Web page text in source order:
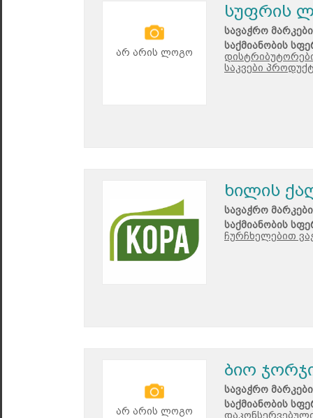
არ არის ლოგო
სუფრის
სავაჭრო
საქმიანობის
საკვები
ხილის
სავაჭრო
საქმიანობის
ჩურჩხელებით
არ არის ლოგო
ბიო
სავაჭრო
საქმიანობის